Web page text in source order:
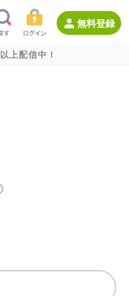
無料登録
以上配信中！